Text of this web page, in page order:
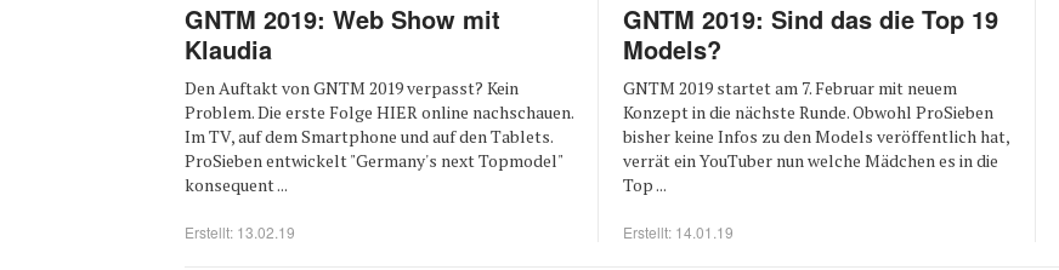
GNTM 2019: Web Show mit
Klaudia
Den Auftakt von GNTM 2019 verpasst? Kein
Problem. Die erste Folge HIER online nachschauen.
Im TV, auf dem Smartphone und auf den Tablets.
ProSieben entwickelt "Germany's next Topmodel"
konsequent ...
Erstellt: 13.02.19
GNTM 2019: Sind das die Top 19
Models?
GNTM 2019 startet am 7. Februar mit neuem
Konzept in die nächste Runde. Obwohl ProSieben
bisher keine Infos zu den Models veröffentlich hat,
verrät ein YouTuber nun welche Mädchen es in die
Top ...
Erstellt: 14.01.19